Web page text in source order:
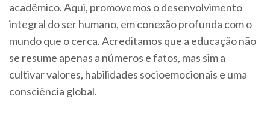
acadêmico. Aqui, promovemos o desenvolvimento
integral do ser humano, em conexão profunda com o
mundo que o cerca. Acreditamos que a educação não
se resume apenas a números e fatos, mas sim a
cultivar valores, habilidades socioemocionais e uma
consciência global.